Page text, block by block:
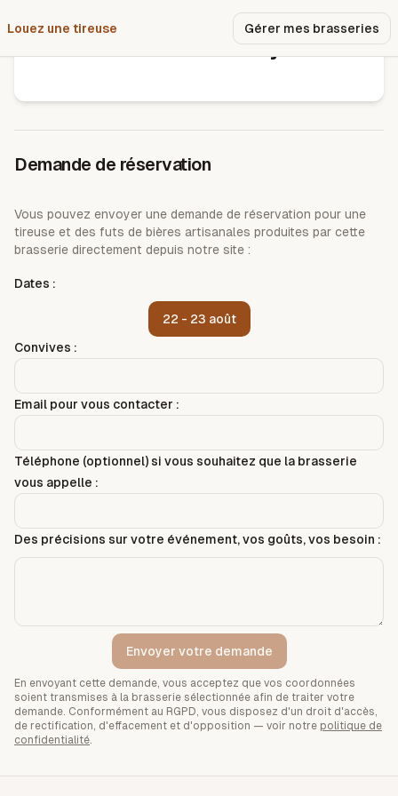
Louez une tireuse Gérer mes brasseries
Brasserie la canya
Demande de réservation
Vous pouvez envoyer une demande de réservation pour une
tireuse et des futs de bières artisanales produites par cette
brasserie directement depuis notre site :
Dates :
22 - 23 août
Convives :
Email pour vous contacter :
Téléphone (optionnel) si vous souhaitez que la brasserie
vous appelle :
Des précisions sur votre événement, vos goûts, vos besoin :
Envoyer votre demande
En envoyant cette demande, vous acceptez que vos coordonnées
soient transmises à la brasserie sélectionnée afin de traiter votre
demande. Conformément au RGPD, vous disposez d'un droit d'accès,
de rectification, d'effacement et d'opposition — voir notre politique de
confidentialité.